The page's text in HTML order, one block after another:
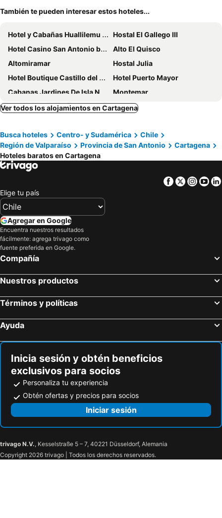
También te pueden interesar estos hoteles...
Hotel y Cabañas Huallilemu Sur - Caja Los Andes
Hostal El Gallego III
Hotel Casino San Antonio by Enjoy
Alto El Quisco
Altomiramar
Hostal Julia
Hotel Boutique Castillo del Mar
Hotel Puerto Mayor
Cabanas Jardines De Isla Negra
Montemar
HOTEL MELLATTI
Cabañas Patio Esmeralda
Piedra Mar
Cabaña Vintage
Hotel Rocas de Santo Domingo
Hotel Boutique BC Wine Casablanca
Unique Golf Lodge
Parque San Juan - Héroes Parques
Hostal Boutique Reina Del Mar
Tiny Home By Casadomo
Departamento Rocas de Santo Domingo Barrio Golf
Ver todos los alojamientos en Cartagena
Busca hoteles Centro- y Sudamérica
Chile
Región de Valparaíso
Provincia de San Antonio
Cartagena
Hoteles baratos en Cartagena
Facebook
Twitter
Elige tu país
Agregar en Google
Encuentra nuestros resultados
fácilmente: agrega trivago como
fuente preferida en Google.
Compañía
Nuestros productos
Términos y políticas
Ayuda
Inicia sesión y obtén beneficios
exclusivos para socios
Personaliza tu experiencia
Obtén ofertas y precios para socios
Iniciar sesión
trivago N.V., Kesselstraße 5 – 7, 40221 Düsseldorf, Alemania
Copyright 2026 trivago | Todos los derechos reservados.